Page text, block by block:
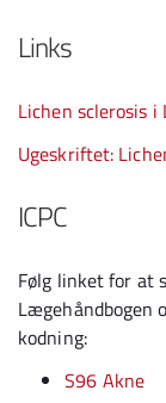
Links
Lichen sclerosis
Ugeskriftet:
ICPC
Følg linket for at
Lægehåndbogen
kodning:
S96 Akne